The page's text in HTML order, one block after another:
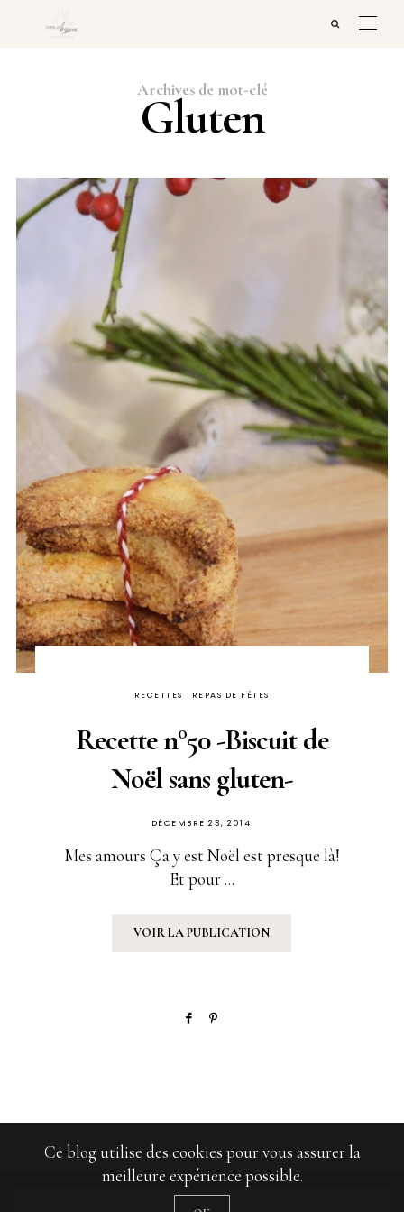
Archives de mot-clé
Gluten
RECETTES REPAS DE FÊTES
Recette n°50 -Biscuit de
Noël sans gluten-
PUBLIÉ
DÉCEMBRE 23, 2014
Mes amours Ça y est Noël est presque là!
Et pour ...
VOIR LA PUBLICATION
Ce blog utilise des cookies pour vous assurer la
meilleure expérience possible.